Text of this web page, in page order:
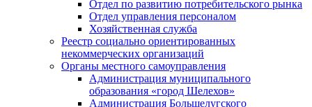
Отдел по развитию потребительского рынка
Отдел управления персоналом
Хозяйственная служба
Реестр социально ориентированных
некоммерческих организаций
Органы местного самоуправления
Администрация муниципального
образования «город Шелехов»
Администрация Большелугского